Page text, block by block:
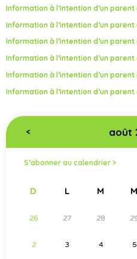
Information à l’intention d’un parent
Information à l’intention d’un parent
Information à l’intention d’un parent
Information à l’intention d’un parent
Information à l’intention d’un parent
Information à l’intention d’un parent
< août
S’abonner au calendrier >
D L M M
26 27 28
2 3 4 5